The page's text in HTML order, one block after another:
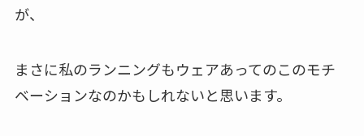
が、
まさに私のランニングもウェアあってのこのモチ
ベーションなのかもしれないと思います。